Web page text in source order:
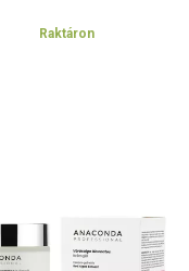
Raktáron